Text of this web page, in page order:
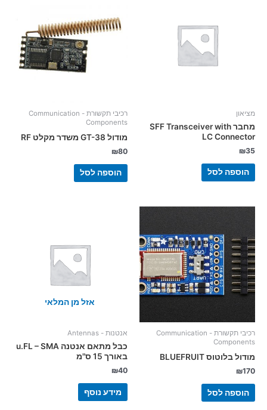
מציאון
מחבר SFF Transceiver with
LC Connector
₪35
הוספה לסל
רכיבי תקשורת - Communication
Components
מודול GT-38 משדר מקלט RF
₪80
הוספה לסל
רכיבי תקשורת - Communication
Components
מודול בלוטוס BLUEFRUIT
₪170
הוספה לסל
אזל מן המלאי
אנטנות - Antennas
כבל מתאם אנטנה u.FL – SMA
באורך 15 ס"מ
₪40
מידע נוסף